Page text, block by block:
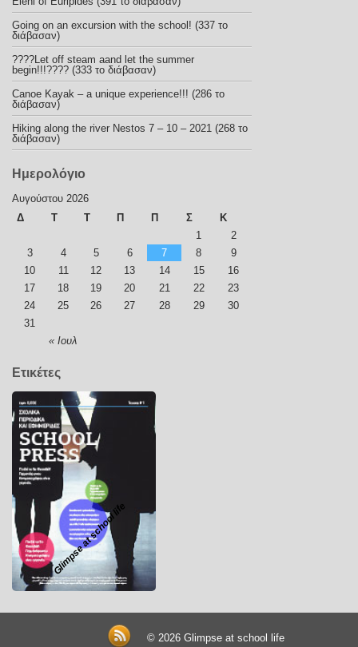
Going on an excursion with the school! (337 το
διάβασαν)
????Let off steam aand let the summer
begin!!!???? (333 το διάβασαν)
Canoe Kayak – a unique experience!!! (286 το
διάβασαν)
Hiking along the river Nestos 7 – 10 – 2021 (268 το
διάβασαν)
Ημερολόγιο
Αυγούστου 2026
Δ
Τ Τ Π Π Σ Κ
« Ιουλ
1
2
3
4 5 6 7 8
9
10
11 12 13 14 15
16
17
18 19 20 21 22
23
24
25 26 27 28 29
30
31
Ετικέτες
Glimpse at school life
© 2026Glimpse at school life